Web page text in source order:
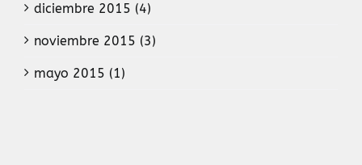
diciembre 2015 (4)
noviembre 2015 (3)
mayo 2015 (1)